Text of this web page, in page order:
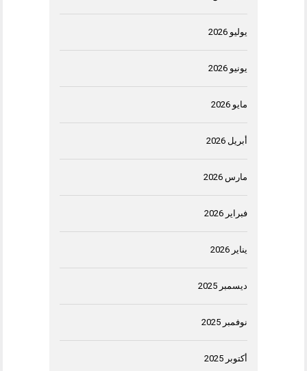
يوليو 2026
يونيو 2026
مايو 2026
أبريل 2026
مارس 2026
فبراير 2026
يناير 2026
ديسمبر 2025
نوفمبر 2025
أكتوبر 2025